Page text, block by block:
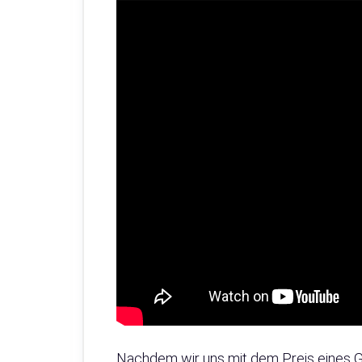
Nachdem wir uns mit dem Preis eines